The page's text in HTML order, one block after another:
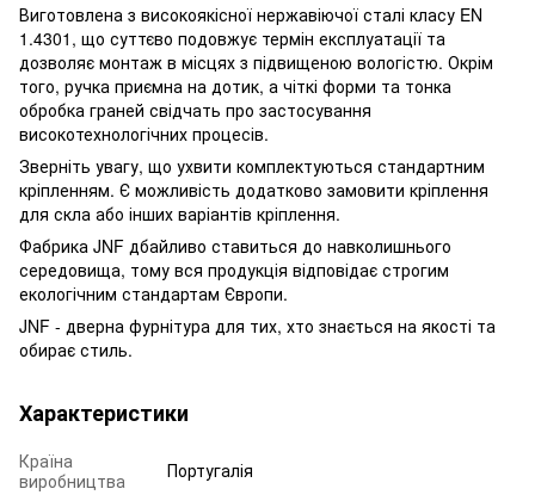
Виготовлена з високоякісної нержавіючої сталі класу EN
1.4301, що суттєво подовжує термін експлуатації та
дозволяє монтаж в місцях з підвищеною вологістю. Окрім
того, ручка приємна на дотик, а чіткі форми та тонка
обробка граней свідчать про застосування
високотехнологічних процесів.
Зверніть увагу, що ухвити комплектуються стандартним
кріпленням. Є можливість додатково замовити кріплення
для скла або інших варіантів кріплення.
Фабрика JNF дбайливо ставиться до навколишнього
середовища, тому вся продукція відповідає строгим
екологічним стандартам Європи.
JNF - дверна фурнітура для тих, хто знається на якості та
обирає стиль.
Характеристики
Країна
виробництва
Португалія